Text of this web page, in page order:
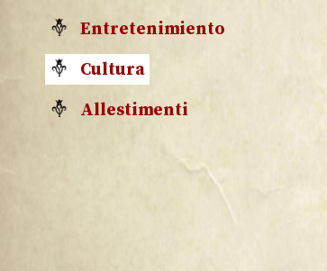
Entretenimiento
Cultura
Allestimenti